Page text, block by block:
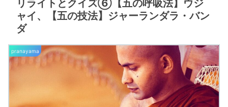
リライトとクイズ⑥【五の呼吸法】ウジ
ャイ、【五の技法】ジャーランダラ・バン
ダ
pranayama